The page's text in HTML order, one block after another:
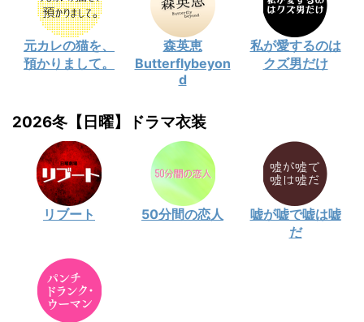
元カレの猫を、
預かりまして。
森英恵
Butterflybeyon
d
私が愛するのは
クズ男だけ
2026冬【日曜】ドラマ衣装
リブート 50分間の恋人
嘘が嘘で嘘は嘘
だ